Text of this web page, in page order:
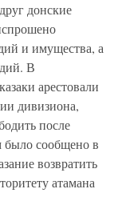
донские
и имущества, а
В
арестовали
дивизиона,
после
сообщено в
возвратить
атамана